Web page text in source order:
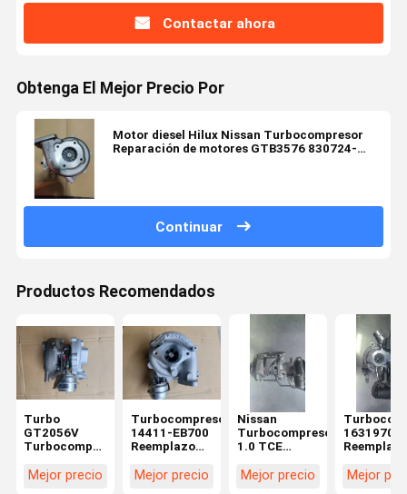
Contactar ahora
Obtenga El Mejor Precio Por
Motor diesel Hilux Nissan Turbocompresor
Reparación de motores GTB3576 830724-
Continuar
Productos Recomendados
Turbo
GT2056V
Turbocompresor
Reemplazo
Mejor precio
Turbocompresor
14411-EB700
Reemplazo
Nissan
Mejor precio
Nissan
Turbocompresor
1.0 TCE
directa de
Mejor precio
Reemplazo
Nissan con
Mejor